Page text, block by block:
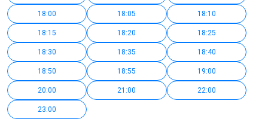
18:00 18:05 18:10
18:15 18:20 18:25
18:30 18:35 18:40
18:50 18:55 19:00
20:00 21:00 22:00
23:00